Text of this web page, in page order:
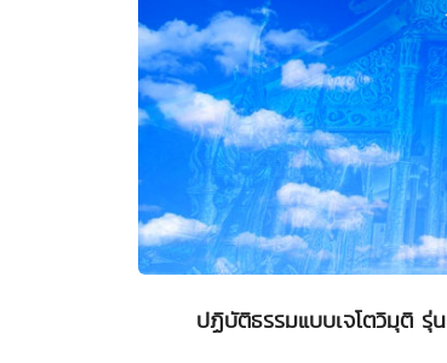
ปฏิบัติธรรมแบบเจโตวิมุติ